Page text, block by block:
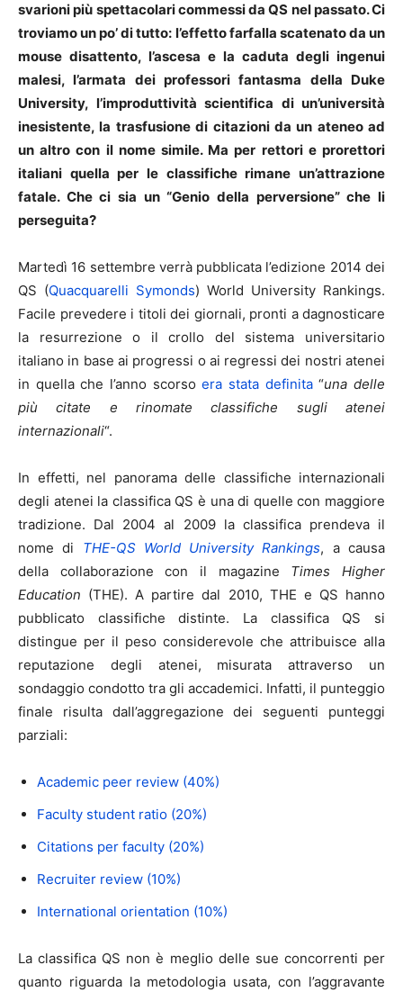
svarioni più spettacolari commessi da QS nel passato. Ci
troviamo un po’ di tutto: l’effetto farfalla scatenato da un
mouse disattento, l’ascesa e la caduta degli ingenui
malesi, l’armata dei professori fantasma della Duke
University, l’improduttività scientifica di un’università
inesistente, la trasfusione di citazioni da un ateneo ad
un altro con il nome simile. Ma per rettori e prorettori
italiani quella per le classifiche rimane un’attrazione
fatale. Che ci sia un “Genio della perversione” che li
perseguita?
Martedì 16 settembre verrà pubblicata l’edizione 2014 dei
QS (Quacquarelli Symonds) World University Rankings.
Facile prevedere i titoli dei giornali, pronti a dagnosticare
la resurrezione o il crollo del sistema universitario
italiano in base ai progressi o ai regressi dei nostri atenei
in quella che l’anno scorsoera stata definita“una delle
più citate e rinomate classifiche sugli atenei
internazionali“.
In effetti, nel panorama delle classifiche internazionali
degli atenei la classifica QS è una di quelle con maggiore
tradizione. Dal 2004 al 2009 la classifica prendeva il
nome di THE-QS World University Rankings, a causa
della collaborazione con il magazine Times Higher
Education (THE). A partire dal 2010, THE e QS hanno
pubblicato classifiche distinte. La classifica QS si
distingue per il peso considerevole che attribuisce alla
reputazione degli atenei, misurata attraverso un
sondaggio condotto tra gli accademici. Infatti, il punteggio
finale risulta dall’aggregazione dei seguenti punteggi
parziali:
Academic peer review (40%)
Faculty student ratio (20%)
Citations per faculty (20%)
Recruiter review (10%)
International orientation (10%)
La classifica QS non è meglio delle sue concorrenti per
quanto riguarda la metodologia usata, con l’aggravante